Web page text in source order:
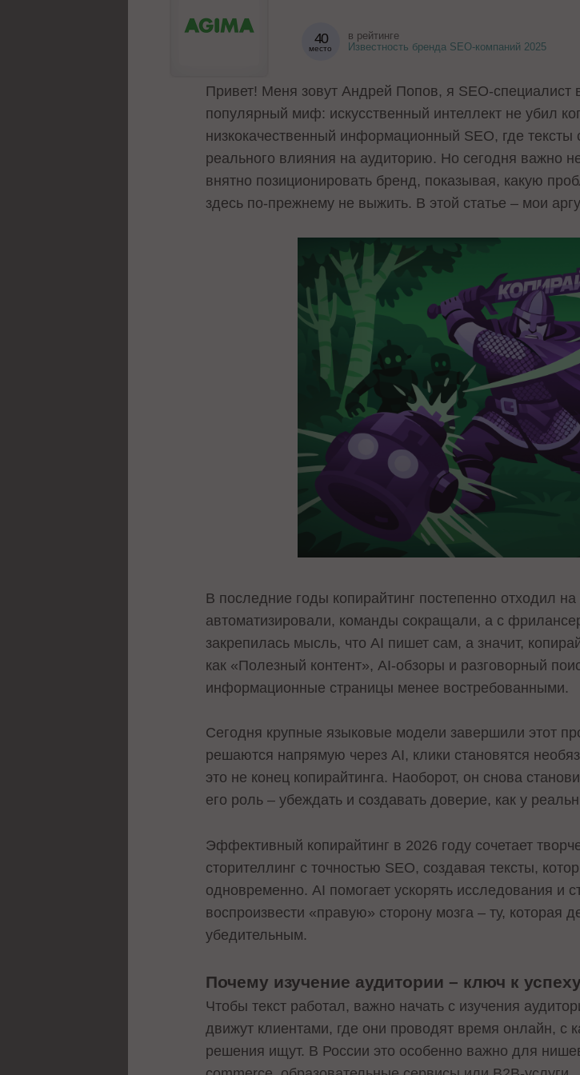
40
место
в рейтинге
Известность бренда SEO-компаний 2025
Привет! Меня зовут Андрей Попов, я SEO-специалист
популярный миф: искусственный интеллект не убил
низкокачественный информационный SEO, где
реального влияния на аудиторию. Но сегодня важно
внятно позиционировать бренд, показывая, какую
здесь по-прежнему не выжить. В этой статье – мои
В последние годы копирайтинг постепенно отходил
автоматизировали, команды сокращали, а с
закрепилась мысль, что AI пишет сам, а значит,
как «Полезный контент», AI-обзоры и разговорный
информационные страницы менее востребованными.
Сегодня крупные языковые модели завершили этот
решаются напрямую через AI, клики становятся
это не конец копирайтинга. Наоборот, он снова
его роль – убеждать и создавать доверие, как у
Эффективный копирайтинг в 2026 году сочетает
сторителлинг с точностью SEO, создавая тексты,
одновременно. AI помогает ускорять исследования и
воспроизвести «правую» сторону мозга – ту, которая
убедительным.
Почему изучение аудитории – ключ к успеху
Чтобы текст работал, важно начать с изучения
движут клиентами, где они проводят время онлайн, с
решения ищут. В России это особенно важно для